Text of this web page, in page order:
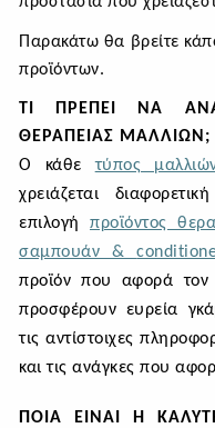
Παρακάτω θα βρείτε
προϊόντων.
ΤΙ ΠΡΈΠΕΙ ΝΑ
ΘΕΡΑΠΕΊΑΣ ΜΑΛΛΙΏΝ;
Ο κάθετύπος
χρειάζεται
επιλογή προϊόντος
σαμπουάν &
προϊόν που αφορά
προσφέρουν ευρεία
τις αντίστοιχες
και τις ανάγκες που
ΠΟΙΑ ΕΊΝΑΙ Η